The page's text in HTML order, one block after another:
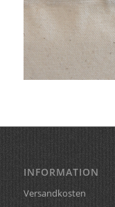
INFORMATION
Versandkosten